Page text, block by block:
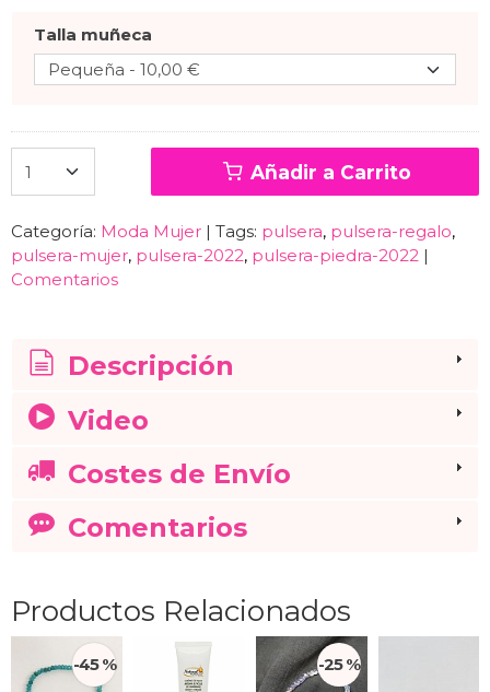
Talla muñeca
Añadir a Carrito
Categoría: Moda Mujer | Tags: pulsera pulsera-regalo
pulsera-mujer pulsera-2022 pulsera-piedra-2022 |
Comentarios
Descripción
Video
Costes de Envío
Comentarios
Productos Relacionados
-45 % -25 %